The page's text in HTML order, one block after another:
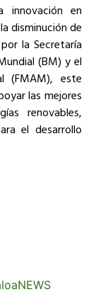
innovación en
disminución de
la Secretaría
(BM) y el
(FMAM), este
las mejores
renovables,
el desarrollo